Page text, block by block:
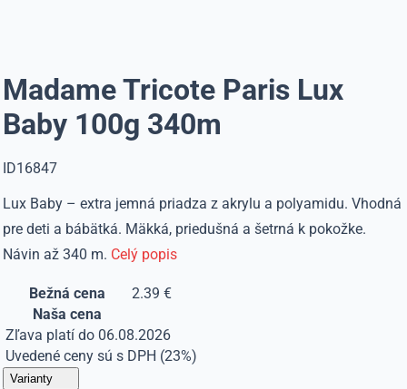
Madame Tricote Paris Lux
Baby 100g 340m
ID16847
Lux Baby – extra jemná priadza z akrylu a polyamidu. Vhodná
pre deti a bábätká. Mäkká, priedušná a šetrná k pokožke.
Návin až 340 m. Celý popis
Bežná cena
2.39 €
Naša cena
Zľava platí do 06.08.2026
Uvedené ceny sú s DPH (23%)
Varianty